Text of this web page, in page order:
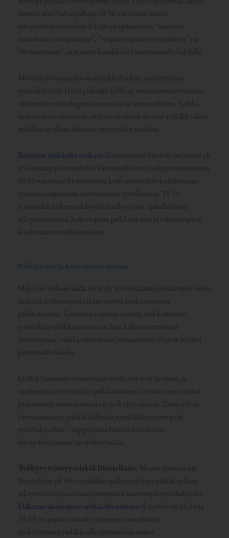
ääneen, ettei halua palkata yli 50-vuotiasta, mutta
rekrytointiprosesseissa ikä näkyy epäsuorasti: “haemme
nuorekasta tiimipelaajaa”, “nopeatempoinen ympäristö” tai
“dynaamisuus” ovat usein koodikieltä nuoremmalle hakijalle.
Monilla työnantajilla on ennakkoluuloja vanhemmista
työntekijöistä. Heitä pidetään kalliina, muutosvastarintaisina,
vähemmän teknologisesti osaavina tai sairausalttiina. Vaikka
tutkimukset osoittavat, että nämä oletukset ovat pitkälti vääriä,
mielikuvat elävät sitkeästi rekrytoijien mielissä.
Ilmarisen artikkelin mukaan ikäsyrjinnästä kärsivät erityisesti yli
55-vuotiaat ja esimerkiksi Ekonomiliiton kyselyyn vastanneista
yli 55-vuotiasta 84 prosenttia koki senioreihin kohdistuvaa
syrjintää ongelmana suomalaisessa työelämässä. Yli 55-
vuotiaiden kokema ikäsyrjintä näkyy mm. epäedullisina
rekryprosesseina, heikompana palkkauksena ja vähäisempinä
kouluttautumistilaisuuksina.
Palkkataso ja kustannusrakenne
Miksi on vaikeaa saada töitä yli 50-vuotiaana johtuu myös usein
pitkästä työhistoriasta ja sen myötä korkeammasta
palkkatasosta. Työnantaja saattaa ajatella, että kokeneen
työntekijän palkkaaminen on liian kallista verrattuna
nuorempaan, vaikka tuottavuus ja osaaminen olisivat selvästi
paremmalla tasolla.
Lisäksi Suomessa työnantajan sivukulut ovat korkeat, ja
vanhemman työntekijän palkkaamiseen liitetään usein pelko
pidemmistä sairauslomista tai työkykyriskeistä. Tämä johtaa
varovaisuuteen, joka kohdistuu juuri ikääntyneempiin
työnhakijoihin – riippumatta heidän todellisesta
terveydentilastaan tai työkyvystään.
Työkyvyttömyysriskiä liioitellaan. Monet työnantajat
liioittelevat yli 50-vuotiaiden työkyvyttömyysriskiä, jolloin
rekrytoinnissa suositaan ennemmin nuorempia työnhakijoita.
Eläketurvakeskuksen artikkelin mukaan ikäryhmissä 45-54 ja
55-59 on parissa vuosikymmenessä romahtanut
työkyvyttömyyseläkkeelle siirtyneiden määrä.